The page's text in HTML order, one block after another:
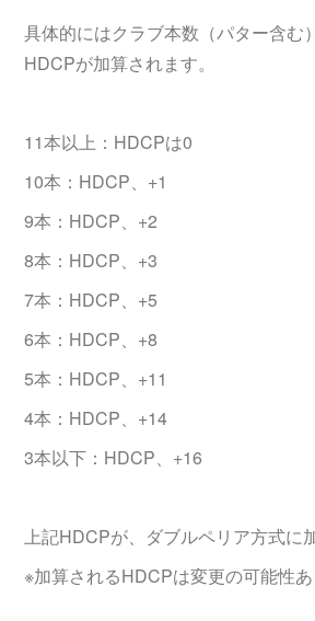
具体的にはクラブ本数（パター含む
HDCPが加算されます。
11本以上：HDCPは0
10本：HDCP、+1
9本：HDCP、+2
8本：HDCP、+3
7本：HDCP、+5
6本：HDCP、+8
5本：HDCP、+11
4本：HDCP、+14
3本以下：HDCP、+16
上記HDCPが、ダブルペリア方式に
※加算されるHDCPは変更の可能性あ